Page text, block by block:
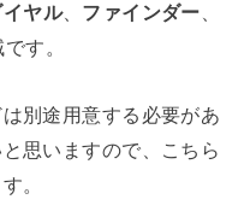
ヤル、 ファインダー
す。
別途用意する必要があ
思いますので、こちら
。